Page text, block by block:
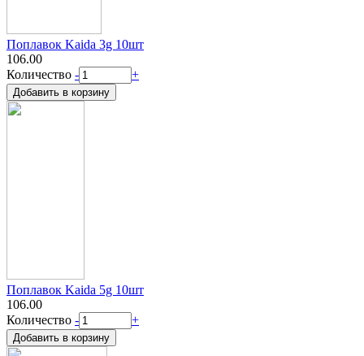
Поплавок Kaida 3g 10шт
106.00
Количество - +
Поплавок Kaida 5g 10шт
106.00
Количество - +